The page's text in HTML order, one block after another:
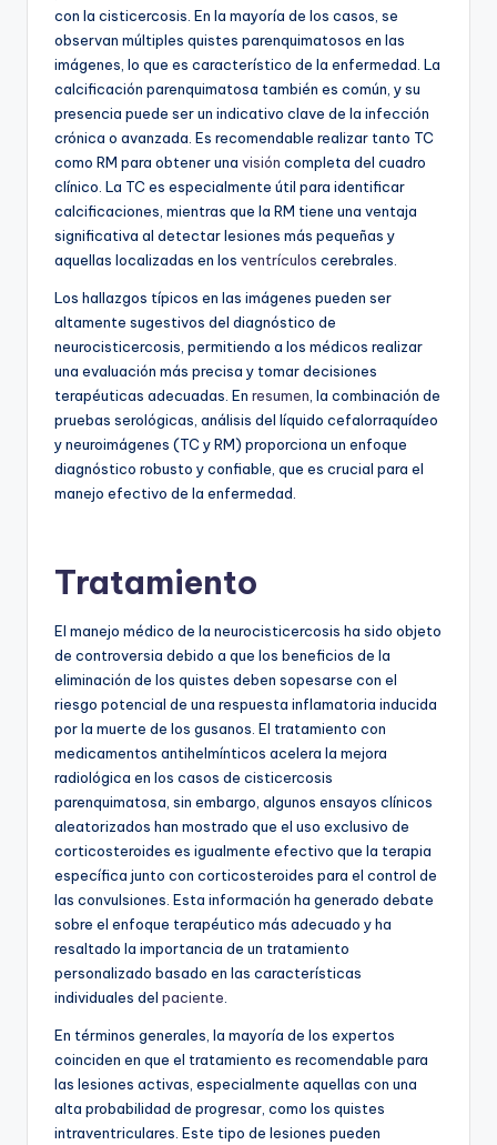
con la cisticercosis. En la mayoría de los casos, se
observan múltiples quistes parenquimatosos en las
imágenes, lo que es característico de la enfermedad. La
calcificación parenquimatosa también es común, y su
presencia puede ser un indicativo clave de la infección
crónica o avanzada. Es recomendable realizar tanto TC
como RM para obtener una visión completa del cuadro
clínico. La TC es especialmente útil para identificar
calcificaciones, mientras que la RM tiene una ventaja
significativa al detectar lesiones más pequeñas y
aquellas localizadas en los ventrículos cerebrales.
Los hallazgos típicos en las imágenes pueden ser
altamente sugestivos del diagnóstico de
neurocisticercosis, permitiendo a los médicos realizar
una evaluación más precisa y tomar decisiones
terapéuticas adecuadas. En resumen , la combinación de
pruebas serológicas, análisis del líquido cefalorraquídeo
y neuroimágenes (TC y RM) proporciona un enfoque
diagnóstico robusto y confiable, que es crucial para el
manejo efectivo de la enfermedad.
Tratamiento
El manejo médico de la neurocisticercosis ha sido objeto
de controversia debido a que los beneficios de la
eliminación de los quistes deben sopesarse con el
riesgo potencial de una respuesta inflamatoria inducida
por la muerte de los gusanos. El tratamiento con
medicamentos antihelmínticos acelera la mejora
radiológica en los casos de cisticercosis
parenquimatosa, sin embargo, algunos ensayos clínicos
aleatorizados han mostrado que el uso exclusivo de
corticosteroides es igualmente efectivo que la terapia
específica junto con corticosteroides para el control de
las convulsiones. Esta información ha generado debate
sobre el enfoque terapéutico más adecuado y ha
resaltado la importancia de un tratamiento
personalizado basado en las características
individuales del paciente
En términos generales, la mayoría de los expertos
coinciden en que el tratamiento es recomendable para
las lesiones activas, especialmente aquellas con una
alta probabilidad de progresar, como los quistes
intraventriculares. Este tipo de lesiones pueden